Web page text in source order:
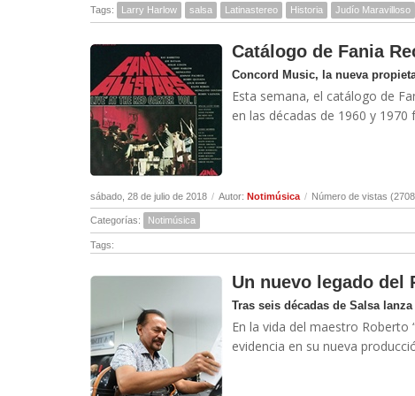
Tags: Larry Harlow salsa Latinastereo Historia Judío Maravilloso
Catálogo de Fania
Concord Music, la nueva
Esta semana, el catálogo de
en las décadas de 1960 y
sábado, 28 de julio de 2018 / Autor: Notimúsica / Número de vistas
Categorías: Notimúsica
Tags:
Un nuevo legado del
Tras seis décadas de Salsa
En la vida del maestro Roberto
evidencia en su nueva